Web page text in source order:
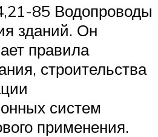
85 Водопроводы
зданий. Он
правила
строительства
систем
применения.